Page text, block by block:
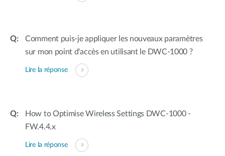
Comment puis-je appliquer les nouveaux paramètres
sur mon point d'accès en utilisant le DWC-1000 ?
Lire la réponse
How to Optimise Wireless Settings DWC-1000 -
FW.4.4.x
Lire la réponse